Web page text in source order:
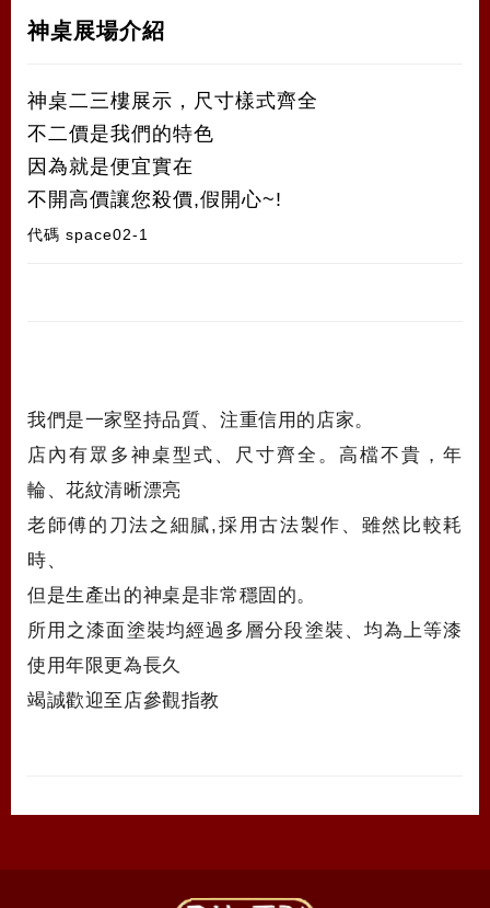
神桌展場介紹
神桌二三樓展示，尺寸樣式齊全
不二價是我們的特色
因為就是便宜實在
不開高價讓您殺價,假開心~!
代碼 space02-1
我們是一家堅持品質、注重信用的店家。
店內有眾多神桌型式、尺寸齊全。高檔不貴，年
輪、花紋清晰漂亮
老師傅的刀法之細膩,採用古法製作、雖然比較耗
時、
但是生產出的神桌是非常穩固的。
所用之漆面塗裝均經過多層分段塗裝、均為上等漆
使用年限更為長久
竭誠歡迎至店參觀指教